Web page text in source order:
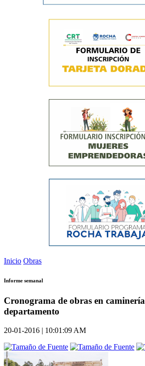
Inicio Obras
Informe semanal
Cronograma de obras en
departamento
20-01-2016 | 10:01:09 AM